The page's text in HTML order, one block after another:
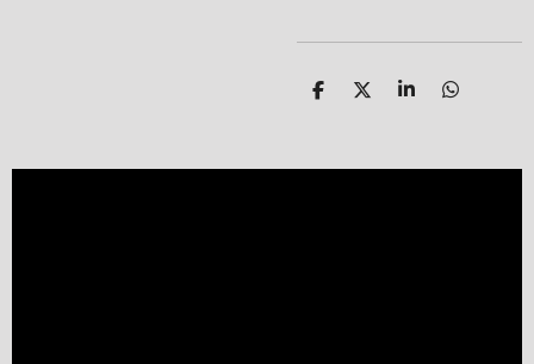
T
e
T
e
T
e
T
e